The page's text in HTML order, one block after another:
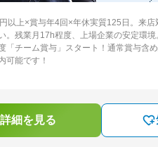
以上×賞与年4回×年休実質125日。来
。残業月17h程度、上場企業の安定環
「チーム賞与」スタート！通常賞与含
可能です！
細を見る